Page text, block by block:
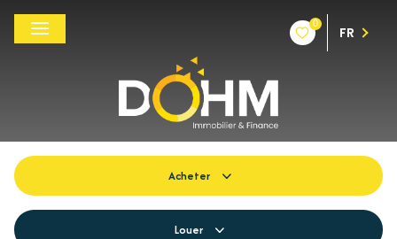
0
FR
Acheter
Louer